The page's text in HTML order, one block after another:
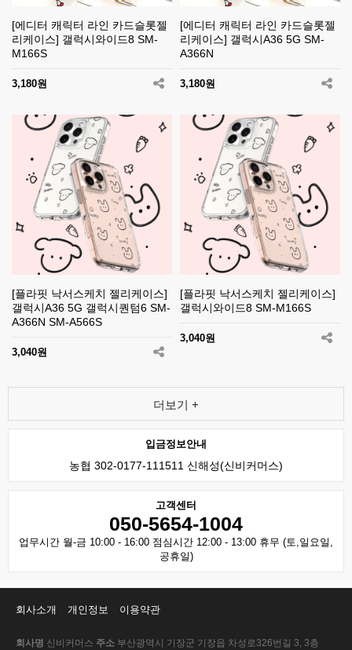
[에디터 캐릭터 라인 카드슬롯젤
리케이스] 갤럭시와이드8 SM-
M166S
3,180원
[에디터 캐릭터 라인 카드슬롯젤
리케이스] 갤럭시A36 5G SM-
A366N
3,180원
[플라핏 낙서스케치 젤리케이스]
갤럭시A36 5G 갤럭시퀀텀6 SM-
A366N SM-A566S
3,040원
[플라핏 낙서스케치 젤리케이스]
갤럭시와이드8 SM-M166S
3,040원
더보기 +
입금정보안내
농협 302-0177-111511 신해성(신비커머스)
고객센터
050-5654-1004
업무시간 월-금 10:00 - 16:00 점심시간 12:00 - 13:00 휴무 (토,일요일,
공휴일)
회사소개 개인정보 이용약관
회사명 신비커머스 주소 부산광역시 기장군 기장읍 차성로326번길 3, 3층